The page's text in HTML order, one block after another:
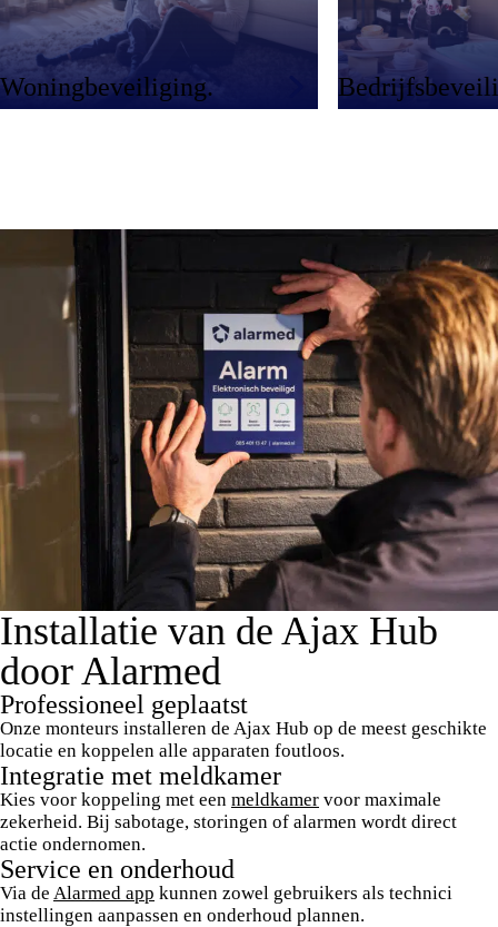
Woningbeveiliging.
Installatie van de Ajax Hub
door Alarmed
Professioneel geplaatst
Onze monteurs installeren de Ajax Hub op de meest geschikte
locatie en koppelen alle apparaten foutloos.
Integratie met meldkamer
Kies voor koppeling met een meldkamer voor maximale
zekerheid. Bij sabotage, storingen of alarmen wordt direct
actie ondernomen.
Service en onderhoud
Via de Alarmed app kunnen zowel gebruikers als technici
instellingen aanpassen en onderhoud plannen.